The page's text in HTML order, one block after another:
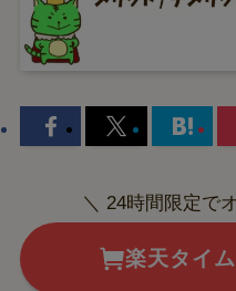
＼ 24時間限定で
楽天タイ